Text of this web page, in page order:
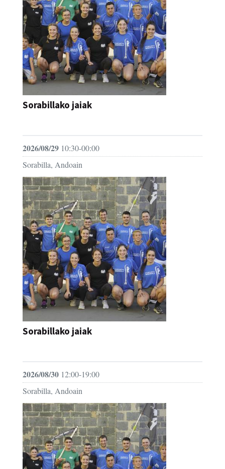
Sorabillako jaiak
2026/08/29 10:30-00:00
Sorabilla, Andoain
Sorabillako jaiak
2026/08/30 12:00-19:00
Sorabilla, Andoain